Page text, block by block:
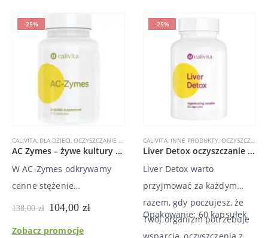
-25%
CALIVITA, DLA DZIECI, OCZYSZCZANIE ORGANIZMU ,PREPARATY WSPOMAGAJĄCE
AC Zymes – żywe kultury bakterii acidophillus, probiotyk
W AC-Zymes odkrywamy
cenne stężenie
Lactobacillus acidophilus,
138,00zł Pierwotna
wynosiła:
104,00 złAktualna
Zobacz promocje
-25%
CALIVITA, INNE PRODUKTY, OCZYSZCZANIE ORGANIZMU
Liver Detox oczyszczanie i kompleksowe wsparcie wątroby 60 kaps
Liver Detox warto
przyjmować za każdym
razem, gdy poczujesz, że
Twój organizm potrzebuje
Opakowanie: 60 kapsułek